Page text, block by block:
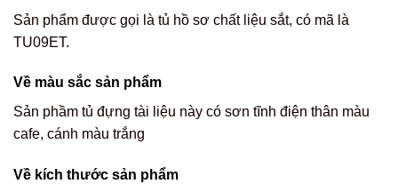
Sản phẩm được gọi là tủ hồ sơ chất liệu sắt, có mã là
TU09ET.
Về màu sắc sản phẩm
Sản phầm tủ đựng tài liệu này có sơn tĩnh điện thân màu
cafe, cánh màu trắng
Về kích thước sản phẩm